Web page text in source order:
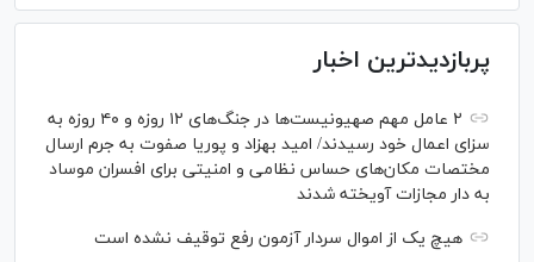
پربازدیدترین اخبار
۲ عامل مهم صهیونیست‌ها در جنگ‌های ۱۲ روزه و ۴۰ روزه به
سزای اعمال خود رسیدند/ امید بهزاد و پوریا صفوت به جرم ارسال
مختصات مکان‌های حساس نظامی و امنیتی برای افسران موساد
به دار مجازات آویخته شدند
هیچ یک از اموال سردار آزمون رفع توقیف نشده است